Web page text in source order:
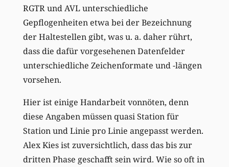
RGTR und AVL unterschiedliche
Gepflogenheiten etwa bei der Bezeichnung
der Haltestellen gibt, was u. a. daher rührt,
dass die dafür vorgesehenen Datenfelder
unterschiedliche Zeichenformate und -längen
vorsehen.
Hier ist einige Handarbeit vonnöten, denn
diese Angaben müssen quasi Station für
Station und Linie pro Linie angepasst werden.
Alex Kies ist zuversichtlich, dass das bis zur
dritten Phase geschafft sein wird. Wie so oft in